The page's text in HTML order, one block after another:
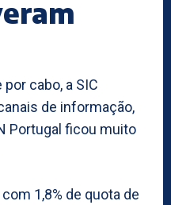
cabo, a SIC
de informação,
Portugal ficou muito
1,8% de quota de